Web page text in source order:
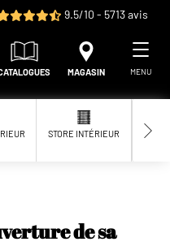
9.5/10 - 5713 avis
MAGASIN MENU
STORE INTÉRIEUR
de sa